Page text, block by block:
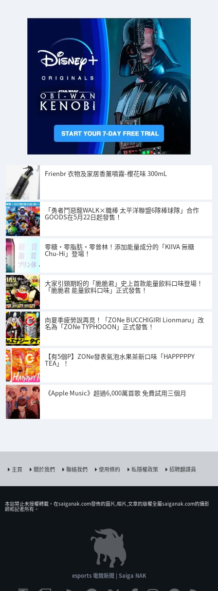
Frienbr 衣物及家居香薰噴霧-櫻花味 300mL
「勇者鬥惡龍WALK×職棒 太平洋聯盟6隊棒球隊」合作
GOODS在5月22日起發售！
零糖・零脂肪・零普林！添加能量成分的「KIIVA 無糖
Chu-Hi」登場！
大家引頸期盼的「脆脆君」史上首款能量飲料口味登場！
「脆脆君 能量飲料口味」正式發售！
向夏季疲勞說再見！「ZONe BUCCHIGIRI Lionmaru」改
名為「ZONe TYPHOOON」正式發售！
【有5個P】ZONe發表氣泡水果茶新口味「HAPPPPPY
TEA」！
《Apple Music》超過6,000萬首歌 免費試用三個月
主頁 關於我們 聯絡我們 使用條約 私隱權政策 招聘翻譯員
本站禁止未授權𨍭載。在saiganak.com發佈的圖片,相片,文章的版權全屬saiganak.com的攝影
師和記者所有。
esports 電競新聞 | Saiga NAK